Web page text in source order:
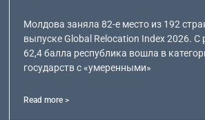
Молдова заняла 82-е место из 192
выпуске Global Relocation Index 2026. С
62,4 балла республика вошла в
государств с «умеренными»
Read more >